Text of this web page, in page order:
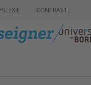
CONTRASTE